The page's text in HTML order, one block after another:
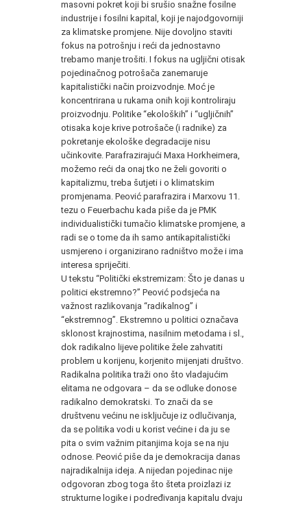
masovni pokret koji bi srušio snažne fosilne
industrije i fosilni kapital, koji je najodgovorniji
za klimatske promjene. Nije dovoljno staviti
fokus na potrošnju i reći da jednostavno
trebamo manje trošiti. I fokus na ugljični otisak
pojedinačnog potrošača zanemaruje
kapitalistički način proizvodnje. Moć je
koncentrirana u rukama onih koji kontroliraju
proizvodnju. Politike “ekoloških” i “ugljičnih”
otisaka koje krive potrošače (i radnike) za
pokretanje ekološke degradacije nisu
učinkovite. Parafrazirajući Maxa Horkheimera,
možemo reći da onaj tko ne želi govoriti o
kapitalizmu, treba šutjeti i o klimatskim
promjenama. Peović parafrazira i Marxovu 11.
tezu o Feuerbachu kada piše da je PMK
individualistički tumačio klimatske promjene, a
radi se o tome da ih samo antikapitalistički
usmjereno i organizirano radništvo može i ima
interesa spriječiti.
U tekstu “Politički ekstremizam: Što je danas u
politici ekstremno?” Peović podsjeća na
važnost razlikovanja “radikalnog” i
“ekstremnog”. Ekstremno u politici označava
sklonost krajnostima, nasilnim metodama i sl.,
dok radikalno lijeve politike žele zahvatiti
problem u korijenu, korjenito mijenjati društvo.
Radikalna politika traži ono što vladajućim
elitama ne odgovara – da se odluke donose
radikalno demokratski. To znači da se
društvenu većinu ne isključuje iz odlučivanja,
da se politika vodi u korist većine i da ju se
pita o svim važnim pitanjima koja se na nju
odnose. Peović piše da je demokracija danas
najradikalnija ideja. A nijedan pojedinac nije
odgovoran zbog toga što šteta proizlazi iz
strukturne logike i podređivanja kapitalu dvaju